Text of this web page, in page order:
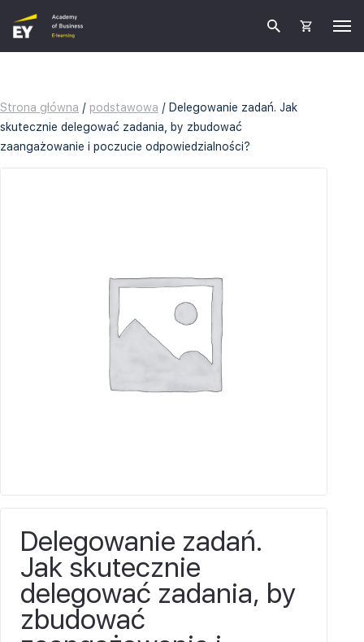
Strona główna / podstawowa / Delegowanie zadań. Jak
skutecznie delegować zadania, by zbudować
zaangażowanie i poczucie odpowiedzialności?
Delegowanie zadań.
Jak skutecznie
delegować zadania, by
zbudować